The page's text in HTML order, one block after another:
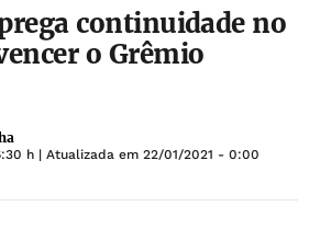
continuidade no
o Grêmio
h | Atualizada em 22/01/2021 - 0:00